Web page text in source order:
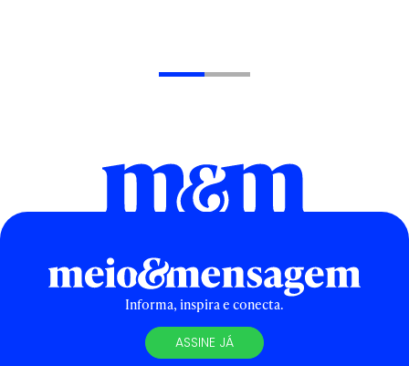
Informa, inspira e conecta.
ASSINE JÁ